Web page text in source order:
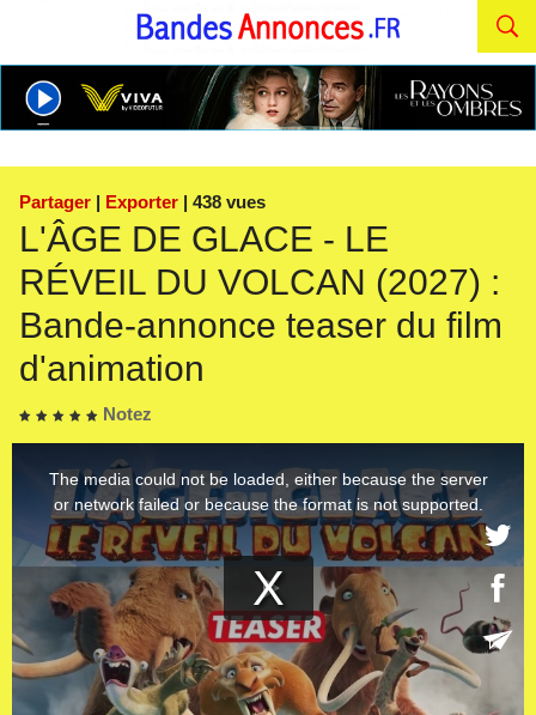
Partager | Exporter | 438 vues
L'ÂGE DE GLACE - LE
RÉVEIL DU VOLCAN (2027) :
Bande-annonce teaser du film
d'animation
Notez